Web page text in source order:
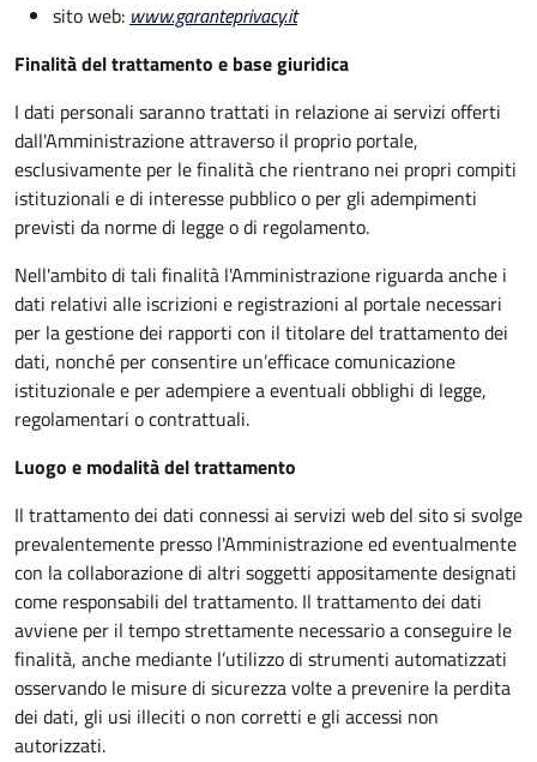
sito web: www.garanteprivacy.it
Finalità del trattamento e base giuridica
I dati personali saranno trattati in relazione ai servizi offerti
dall'Amministrazione attraverso il proprio portale,
esclusivamente per le finalità che rientrano nei propri compiti
istituzionali e di interesse pubblico o per gli adempimenti
previsti da norme di legge o di regolamento.
Nell'ambito di tali finalità l'Amministrazione riguarda anche i
dati relativi alle iscrizioni e registrazioni al portale necessari
per la gestione dei rapporti con il titolare del trattamento dei
dati, nonché per consentire un’efficace comunicazione
istituzionale e per adempiere a eventuali obblighi di legge,
regolamentari o contrattuali.
Luogo e modalità del trattamento
Il trattamento dei dati connessi ai servizi web del sito si svolge
prevalentemente presso l'Amministrazione ed eventualmente
con la collaborazione di altri soggetti appositamente designati
come responsabili del trattamento. Il trattamento dei dati
avviene per il tempo strettamente necessario a conseguire le
finalità, anche mediante l’utilizzo di strumenti automatizzati
osservando le misure di sicurezza volte a prevenire la perdita
dei dati, gli usi illeciti o non corretti e gli accessi non
autorizzati.